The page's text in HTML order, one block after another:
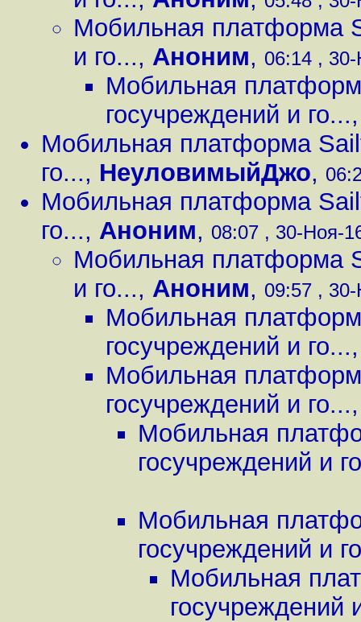
Мобильная платформа
и го..., Аноним, 06:14 ,
Мобильная
госучреждений и го...
Мобильная платформа
го..., НеуловимыйДжо,
Мобильная платформа
го..., Аноним, 08:07 , 30-Ноя-
Мобильная платформа
и го..., Аноним, 09:57 ,
Мобильная
госучреждений и го...
Мобильная
госучреждений и го...
Мобильная
госучреждений и
Мобильная
госучреждений и
Мобильная
госучреждений